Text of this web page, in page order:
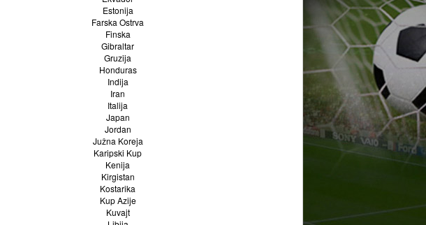
Estonija
Farska Ostrva
Finska
Gibraltar
Gruzija
Honduras
Indija
Iran
Italija
Japan
Jordan
Južna Koreja
Karipski Kup
Kenija
Kirgistan
Kostarika
Kup Azije
Kuvajt